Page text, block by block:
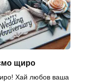
щиро
Хай любов ваша